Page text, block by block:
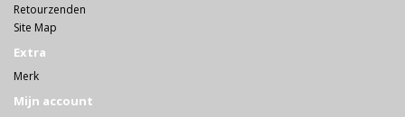
Retourzenden
Site Map
Extra
Merk
Mijn account